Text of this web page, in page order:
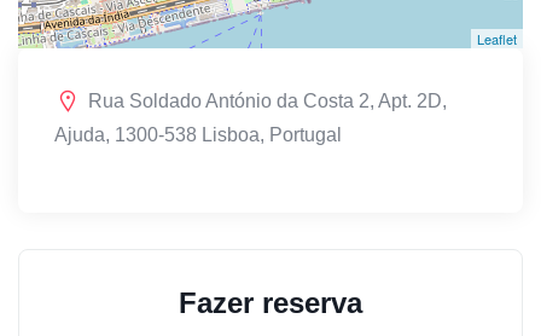
Leaflet
Rua Soldado António da Costa 2, Apt. 2D,
Ajuda, 1300-538 Lisboa, Portugal
Fazer reserva